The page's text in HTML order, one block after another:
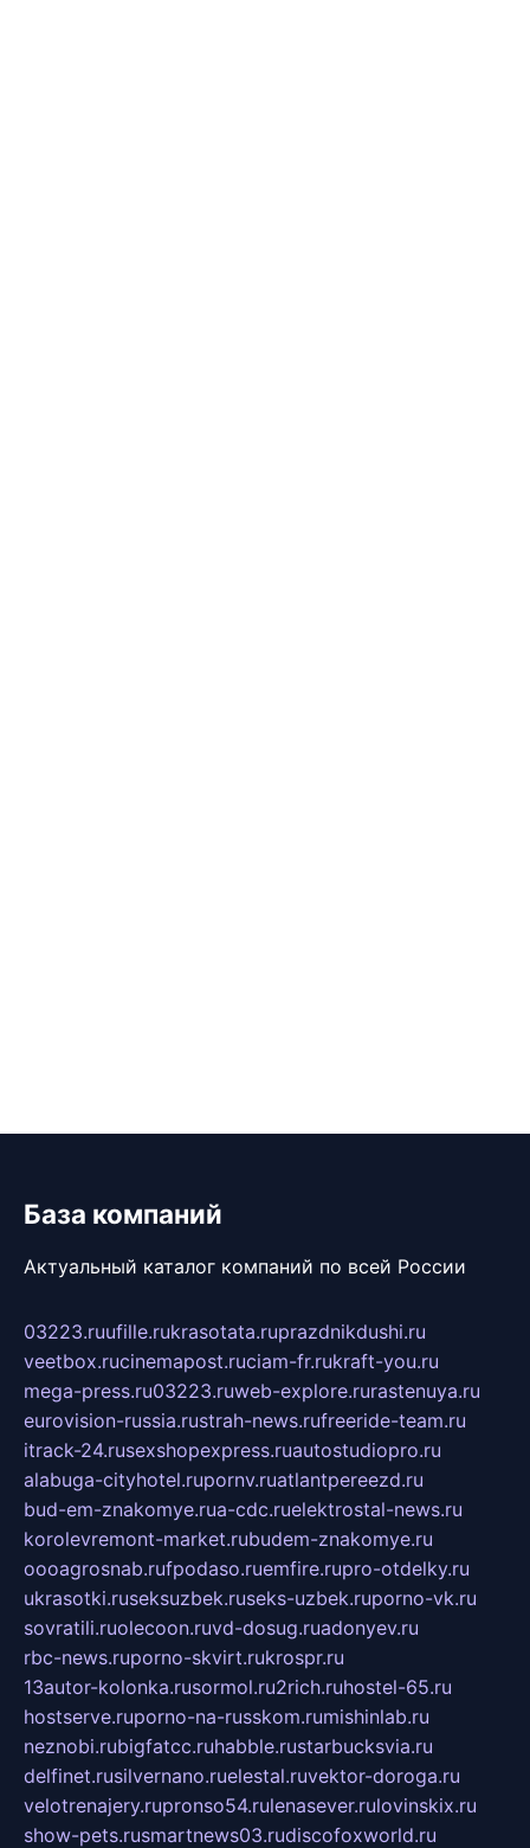
База компаний
Актуальный каталог компаний по всей России
03223.ruufille.rukrasotata.ruprazdnikdushi.ru
veetbox.rucinemapost.ruciam-fr.rukraft-you.ru
mega-press.ru03223.ruweb-explore.rurastenuya.ru
eurovision-russia.rustrah-news.rufreeride-team.ru
itrack-24.rusexshopexpress.ruautostudiopro.ru
alabuga-cityhotel.rupornv.ruatlantpereezd.ru
bud-em-znakomye.rua-cdc.ruelektrostal-news.ru
korolevremont-market.rubudem-znakomye.ru
oooagrosnab.rufpodaso.ruemfire.rupro-otdelky.ru
ukrasotki.ruseksuzbek.ruseks-uzbek.ruporno-vk.ru
sovratili.ruolecoon.ruvd-dosug.ruadonyev.ru
rbc-news.ruporno-skvirt.rukrospr.ru
13autor-kolonka.rusormol.ru2rich.ruhostel-65.ru
hostserve.ruporno-na-russkom.rumishinlab.ru
neznobi.rubigfatcc.ruhabble.rustarbucksvia.ru
delfinet.rusilvernano.ruelestal.ruvektor-doroga.ru
velotrenajery.rupronso54.rulenasever.rulovinskix.ru
show-pets.rusmartnews03.rudiscofoxworld.ru